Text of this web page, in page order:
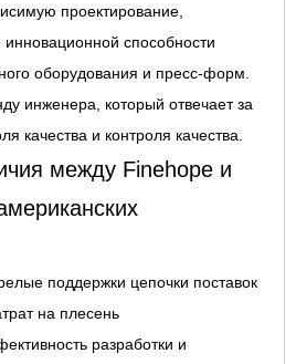
проектирование,
инновационной способности
оборудования и пресс-форм.
инженера, который отвечает за
качества и контроля качества.
между Finehope и
поддержки цепочки поставок
на плесень
разработки и